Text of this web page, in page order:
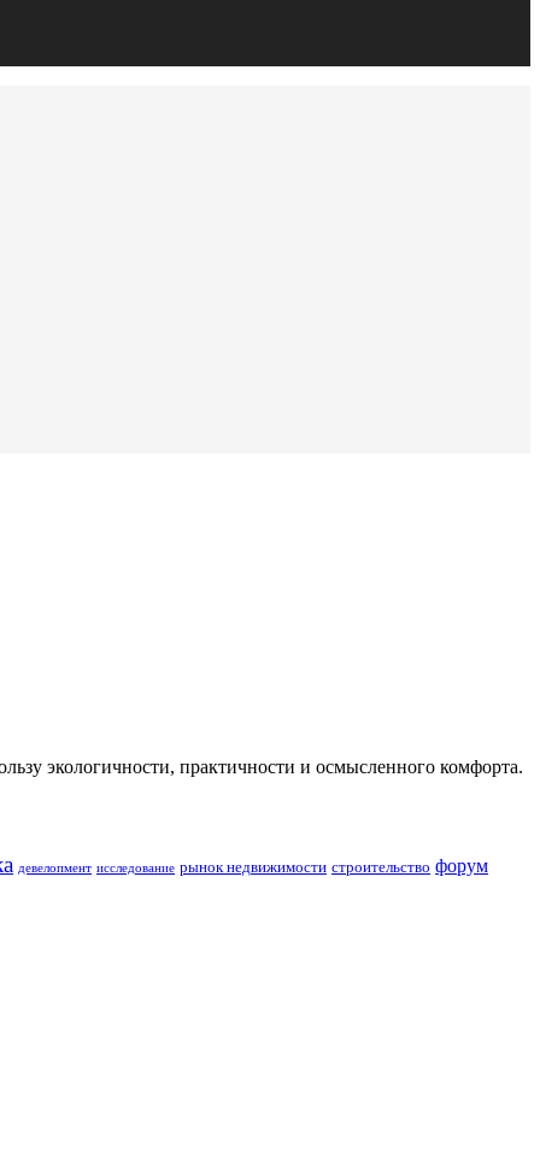
экологичности, практичности и осмысленного комфорта.
девелопмент исследование рынок недвижимости строительство форум